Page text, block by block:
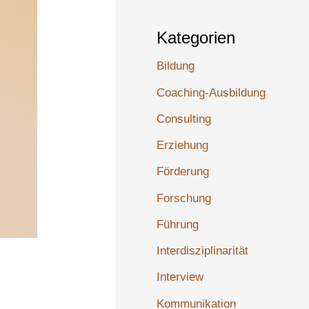
Kategorien
Bildung
Coaching-Ausbildung
Consulting
Erziehung
Förderung
Forschung
Führung
Interdisziplinarität
Interview
Kommunikation